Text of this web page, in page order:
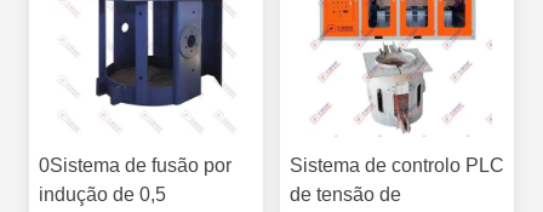
0Sistema de fusão por
indução de 0,5
Sistema de controlo PLC
de tensão de